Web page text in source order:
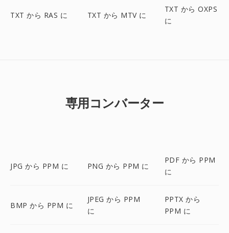
TXT から RAS に TXT から MTV に
TXT から OXPS
に
専用コンバーター
JPG から PPM に PNG から PPM に
PDF から PPM
に
BMP から PPM に
JPEG から PPM
に
PPTX から
PPM に